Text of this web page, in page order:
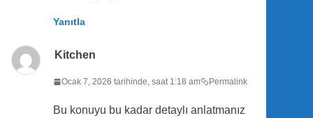
Yanıtla
Kitchen
Ocak 7, 2026 tarihinde, saat 1:18 am Permalink
Bu konuyu bu kadar detaylı anlatmanız